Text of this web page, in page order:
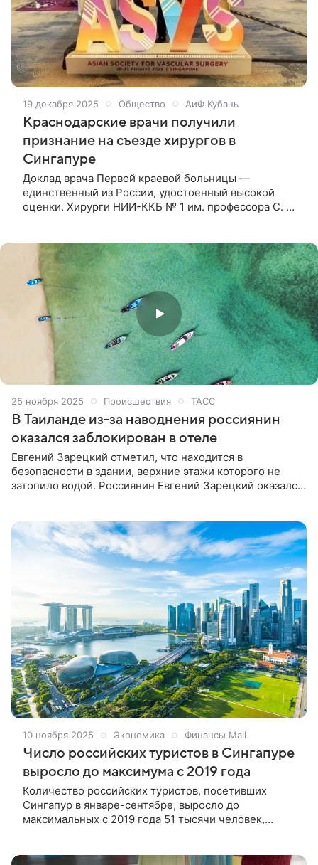
19 декабря 2025 Общество АиФ Кубань
Краснодарские врачи получили
признание на съезде хирургов в
Сингапуре
Доклад врача Первой краевой больницы —
единственный из России, удостоенный высокой
оценки. Хирурги НИИ-ККБ № 1 им. профессора С. В.
медицинским роботом Da Vinci Xi.
25 ноября 2025 Происшествия ТАСС
В Таиланде из-за наводнения россиянин
оказался заблокирован в отеле
Евгений Зарецкий отметил, что находится в
безопасности в здании, верхние этажи которого не
затопило водой. Россиянин Евгений Зарецкий оказался
сообщил корреспонденту ТАСС.
10 ноября 2025 Экономика Финансы Mail
Число российских туристов в Сингапуре
выросло до максимума с 2019 года
Количество российских туристов, посетивших
Сингапур в январе-сентябре, выросло до
максимальных с 2019 года 51 тысячи человек,
Прайм.